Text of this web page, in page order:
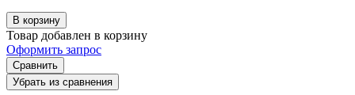
В корзину
Товар добавлен в корзину
Оформить запрос
Сравнить
Убрать из сравнения